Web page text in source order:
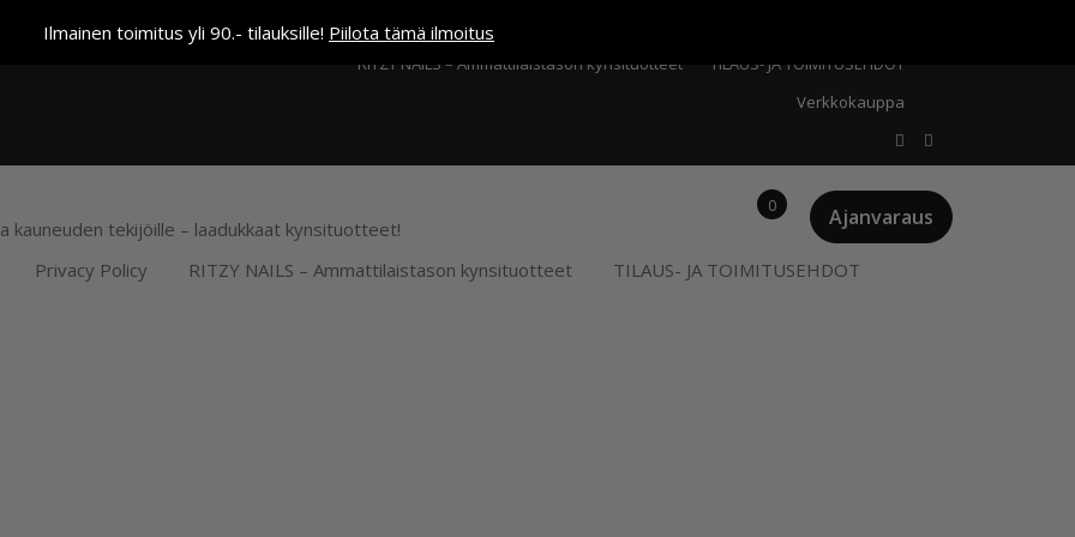
Ilmainen toimitus yli 90.- tilauksille! Piilota tämä ilmoitusKassa
RITZY NAILS – Ammattilaistason kynsituotteet
TILAUS- JA TOIMITUSEHDOT
Verkkokauppa
kauneuden tekijöille – laadukkaat kynsituotteet! Ajanvaraus
0
Privacy Policy RITZY NAILS – Ammattilaistason kynsituotteet TILAUS- JA TOIMITUSEHDOT